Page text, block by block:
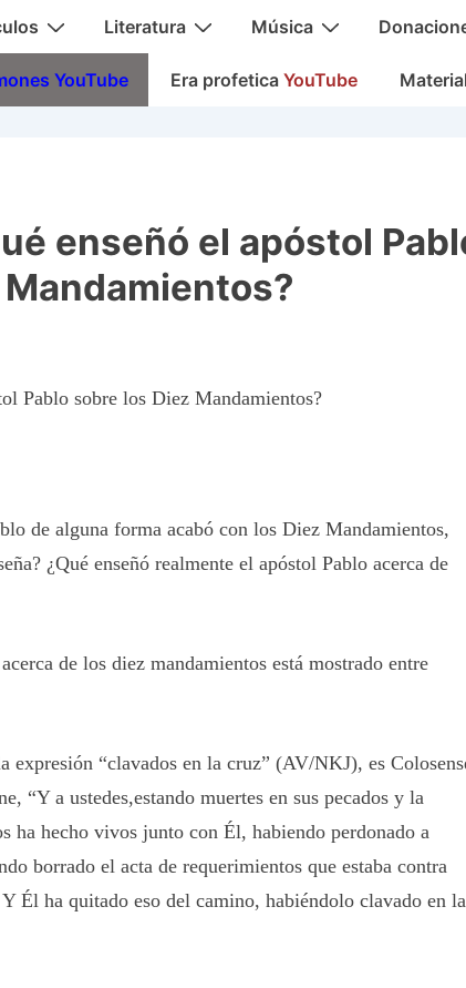
Literatura Música
YouTube Era profetica YouTube
enseñó el apóstol
Pablo sobre los Diez Mandamientos?
de alguna forma acabó con los Diez Mandamientos,
¿Qué enseñó realmente el apóstol Pablo acerca de
de los diez mandamientos está mostrado entre
expresión “clavados en la cruz” (AV/NKJ), es
“Y a ustedes,estando muertes en sus pecados y la
ha hecho vivos junto con Él, habiendo perdonado a
borrado el acta de requerimientos que estaba contra
Él ha quitado eso del camino, habiéndolo clavado en la